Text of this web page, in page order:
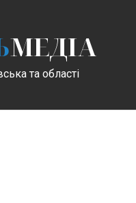
МЕДІА
та області